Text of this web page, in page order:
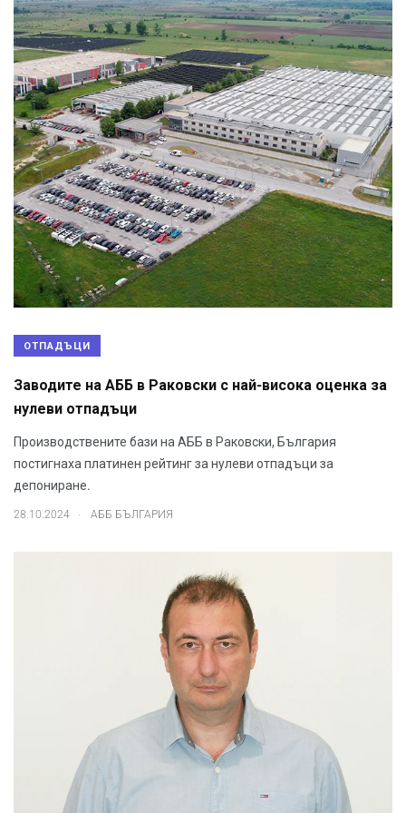
ОТПАДЪЦИ
Заводите на АББ в Раковски с най-висока оценка за
нулеви отпадъци
Производствените бази на АББ в Раковски, България
постигнаха платинен рейтинг за нулеви отпадъци за
депониране.
28.10.2024 АББ БЪЛГАРИЯ